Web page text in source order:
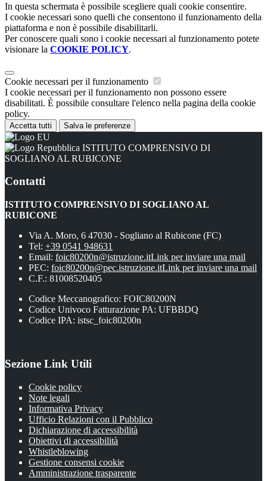
In questa schermata è possibile scegliere quali cookie consentire.
I cookie necessari sono quelli che consentono il funzionamento della
piattaforma e non è possibile disabilitarli.
Per conoscere quali sono i cookie necessari al funzionamento potete
visionare la COOKIE POLICY.
Cookie necessari per il funzionamento
I cookie necessari per il funzionamento non possono essere
disabilitati. È possibile consultare l'elenco nella pagina della cookie
policy.
Accetta tutti Salva le preferenze
ISTITUTO COMPRENSIVO DI
SOGLIANO AL RUBICONE
Contatti
ISTITUTO COMPRENSIVO DI SOGLIANO AL
RUBICONE
Via A. Moro, 6 47030 - Sogliano al Rubicone (FC)
Tel: +39 0541 948631
Email: foic80200n@istruzione.itLink per inviare una mail
PEC: foic80200n@pec.istruzione.itLink per inviare una mail
C.F.: 81008520405
Codice Meccanografico: FOIC80200N
Codice Univoco Fatturazione PA: UFBBDQ
Codice IPA: istsc_foic80200n
Sezione Link Utili
Cookie policy
Note legali
Informativa Privacy
Ufficio Relazioni con il Pubblico
Dichiarazione di accessibilità
Obiettivi di accessibilità
Whistleblowing
Gestione consensi cookie
Amministrazione trasparente